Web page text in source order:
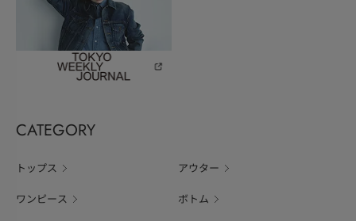
CATEGORY
トップス アウター
ワンピース ボトム